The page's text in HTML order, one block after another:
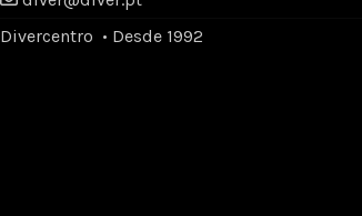
Divercentro • Desde 1992